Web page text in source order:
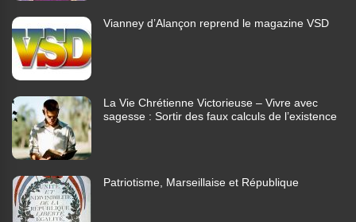
Vianney d’Alançon reprend le magazine VSD
La Vie Chrétienne Victorieuse – Vivre avec
sagesse : Sortir des faux calculs de l’existence
Patriotisme, Marseillaise et République